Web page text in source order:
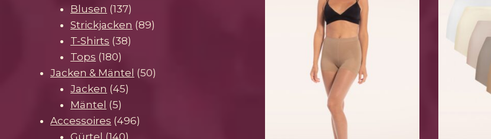
Produkte
Blusen 137137
Produkte
Strickjacken 8989
T-Shirts 3838
Tops 180180
Produkte
Jacken & Mäntel 5050
Jacken 4545
Mäntel 55
Produkte
Accessoires 496496
Gürtel 140140